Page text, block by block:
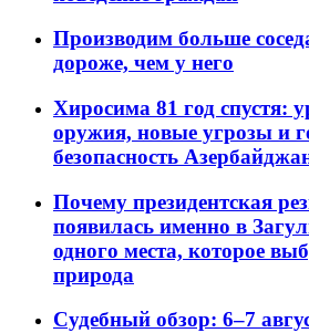
Производим больше
дороже, чем у него
Хиросима 81 год спустя:
оружия, новые угрозы и
безопасность
Почему президентская
появилась именно в
одного места, которое
природа
Судебный обзор: 6–7